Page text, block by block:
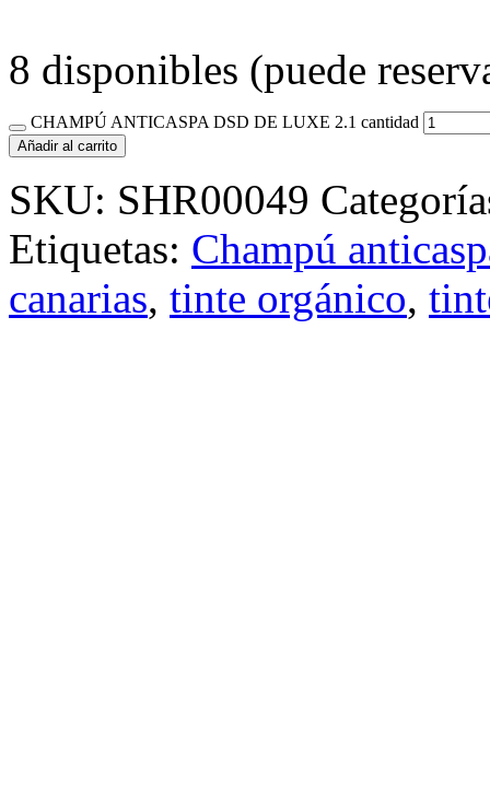
8 disponibles (puede
CHAMPÚ ANTICASPA DSD DE LUXE 2.1 cantidad
Añadir al carrito
SKU: SHR00049
Etiquetas: Champú
canarias, tinte orgánico,